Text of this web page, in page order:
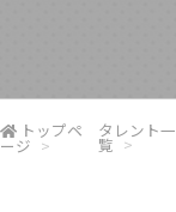
トップペ
ージ
タレント一
覧